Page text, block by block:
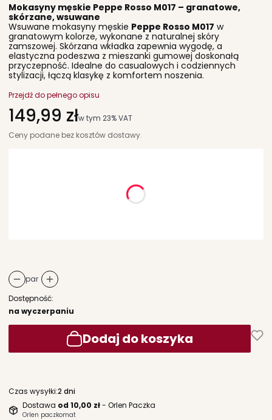
Mokasyny męskie Peppe Rosso M017 – granatowe,
skórzane, wsuwane
Wsuwane mokasyny męskie Peppe Rosso M017 w
granatowym kolorze, wykonane z naturalnej skóry
zamszowej. Skórzana wkładka zapewnia wygodę, a
elastyczna podeszwa z mieszanki gumowej doskonałą
przyczepność. Idealne do casualowych i codziennych
stylizacji, łączą klasykę z komfortem noszenia.
Przejdź do pełnego opisu
Cena
149,99 złw tym 23% VAT
w tym 23%VAT
Ceny podane bez kosztów dostawy.
par
Dostępność:
na wyczerpaniu
Dodaj do koszyka
Czas wysyłki:2 dni
Dostawa od 10,00 zł- Orlen Paczka
Orlen paczkomat